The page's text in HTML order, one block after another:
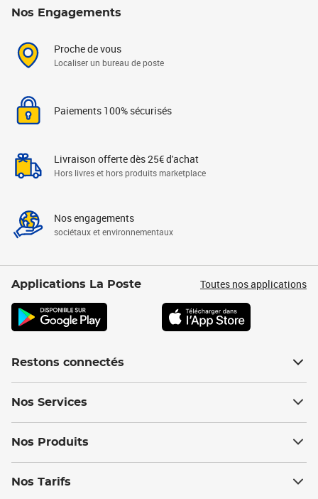
Nos Engagements
Proche de vous
Localiser un bureau de poste
Paiements 100% sécurisés
Livraison offerte dès 25€ d'achat
Hors livres et hors produits marketplace
Nos engagements
sociétaux et environnementaux
Applications La Poste Toutes nos applications
Restons connectés
Nos Services
Nos Produits
Nos Tarifs